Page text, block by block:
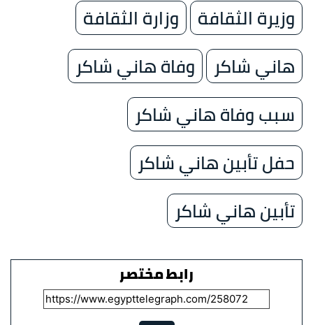
وزيرة الثقافة
وزارة الثقافة
هاني شاكر
وفاة هاني شاكر
سبب وفاة هاني شاكر
حفل تأبين هاني شاكر
تأبين هاني شاكر
رابط مختصر